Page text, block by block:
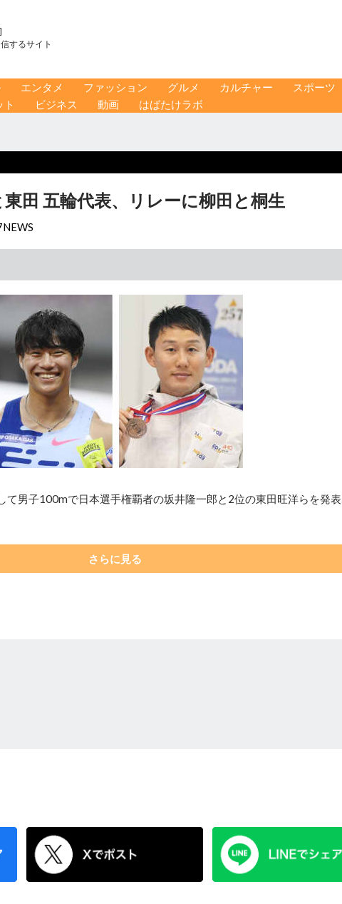
するサイト
エンタメ ファッション グルメ カルチャー
スポーツ
ト ビジネス 動画 はばたけラボ
田 五輪代表、リレーに柳田と桐生
て男子100mで日本選手権覇者の坂井隆一郎と2位の東田旺洋らを発
さらに見る